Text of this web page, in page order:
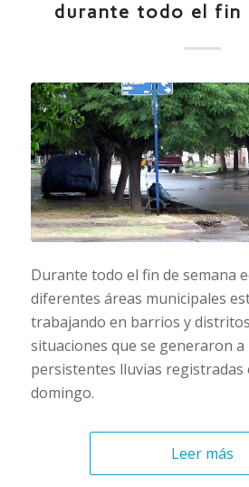
durante todo el fin
Durante todo el fin de semana
diferentes áreas municipales
trabajando en barrios y
situaciones que se generaron a
persistentes lluvias registradas
domingo.
Leer más